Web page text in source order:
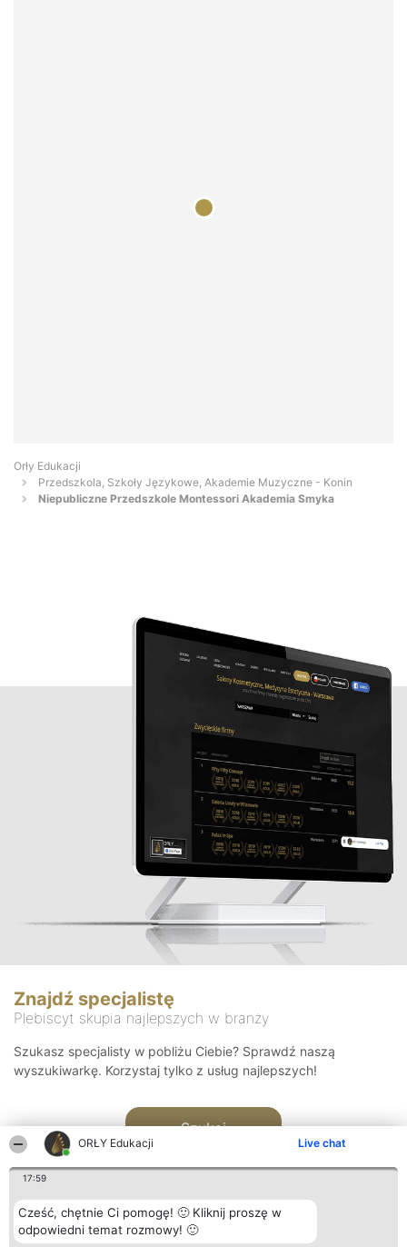
ORŁY Edukacji Live chat
17:59
Cześć, chętnie Ci pomogę! 🙂 Kliknij proszę w
odpowiedni temat rozmowy! 🙂
Orły Edukacji
Przedszkola, Szkoły Językowe, Akademie Muzyczne - Konin
Niepubliczne Przedszkole Montessori Akademia Smyka
Znajdź specjalistę
Plebiscyt skupia najlepszych w branży
Szukasz specjalisty w pobliżu Ciebie? Sprawdź naszą
wyszukiwarkę. Korzystaj tylko z usług najlepszych!
Szukaj